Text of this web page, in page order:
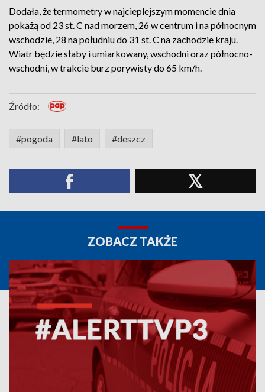
Dodała, że termometry w najcieplejszym momencie dnia
pokażą od 23 st. C nad morzem, 26 w centrum i na północnym
wschodzie, 28 na południu do 31 st. C na zachodzie kraju.
Wiatr będzie słaby i umiarkowany, wschodni oraz północno-
wschodni, w trakcie burz porywisty do 65 km/h.
Źródło:
#pogoda #lato #deszcz
ZOBACZ TAKŻE